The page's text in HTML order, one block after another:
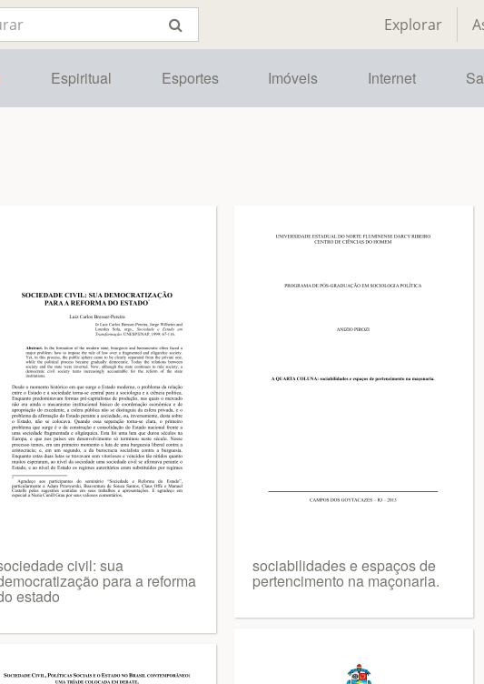
Explorar
Espiritual Esportes Imóveis Internet
civil: sua
para a reforma
estado
sociabilidades e espaços de
pertencimento na maçonaria.